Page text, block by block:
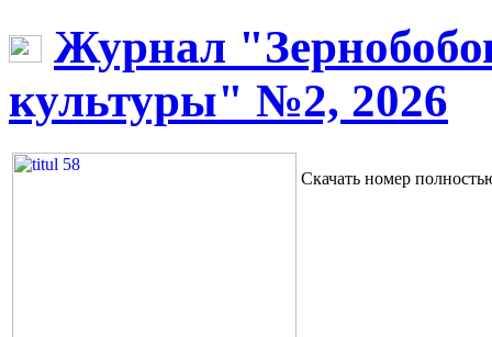
Журнал
культуры" №2, 2026
Скачать номер